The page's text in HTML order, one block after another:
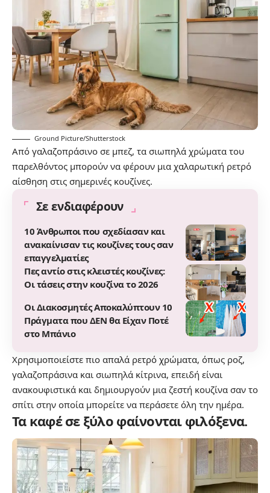
Ground Picture/Shutterstock
Από γαλαζοπράσινο σε μπεζ, τα σιωπηλά χρώματα του
παρελθόντος μπορούν να φέρουν μια χαλαρωτική ρετρό
αίσθηση στις σημερινές κουζίνες.
Σε ενδιαφέρουν
10 Άνθρωποι που σχεδίασαν και
ανακαίνισαν τις κουζίνες τους σαν
επαγγελματίες
Πες αντίο στις κλειστές κουζίνες:
Οι τάσεις στην κουζίνα το 2026
Οι Διακοσμητές Αποκαλύπτουν 10
Πράγματα που ΔΕΝ θα Είχαν Ποτέ
στο Μπάνιο
Χρησιμοποιείστε πιο απαλά ρετρό χρώματα, όπως ροζ,
γαλαζοπράσινα και σιωπηλά κίτρινα, επειδή είναι
ανακουφιστικά και δημιουργούν μια ζεστή κουζίνα σαν το
σπίτι στην οποία μπορείτε να περάσετε όλη την ημέρα.
Τα καφέ σε ξύλο φαίνονται φιλόξενα.